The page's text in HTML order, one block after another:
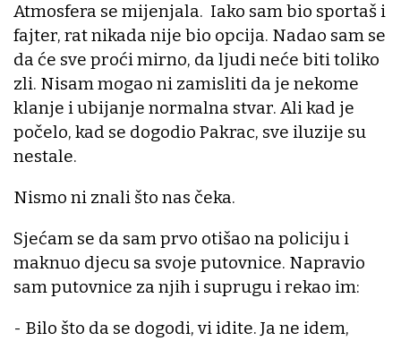
Atmosfera se mijenjala. Iako sam bio sportaš i
fajter, rat nikada nije bio opcija. Nadao sam se
da će sve proći mirno, da ljudi neće biti toliko
zli. Nisam mogao ni zamisliti da je nekome
klanje i ubijanje normalna stvar. Ali kad je
počelo, kad se dogodio Pakrac, sve iluzije su
nestale.
Nismo ni znali što nas čeka.
Sjećam se da sam prvo otišao na policiju i
maknuo djecu sa svoje putovnice. Napravio
sam putovnice za njih i suprugu i rekao im:
- Bilo što da se dogodi, vi idite. Ja ne idem,